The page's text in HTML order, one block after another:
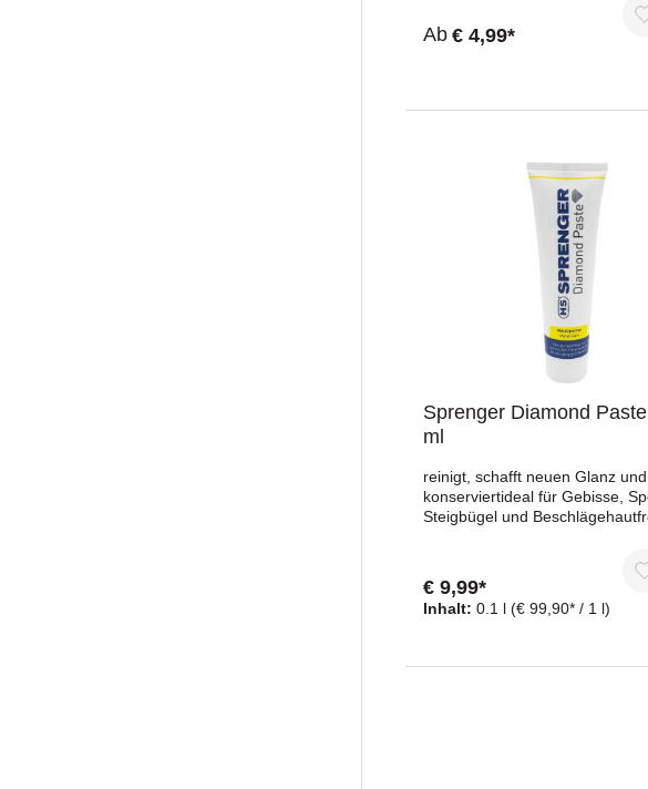
Ab € 4,99*
Sprenger Diamond
ml
reinigt, schafft neuen Glanz und
konserviertideal für Gebisse,
Steigbügel und
Polierkörperfrei von
Inhalt: 0.1 l (€ 99,90* / 1 l)
€ 9,99*